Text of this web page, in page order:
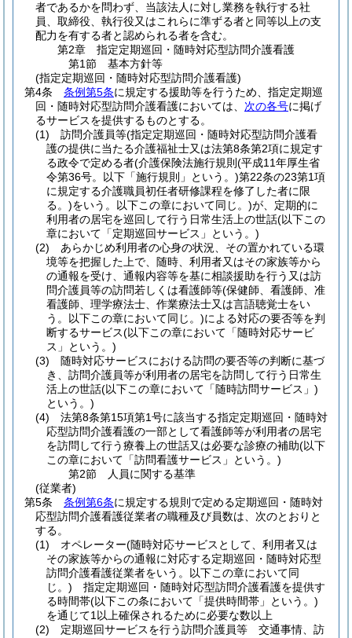
者であるかを問わず、当該法人に対し業務を執行する社
員、取締役、執行役又はこれらに準ずる者と同等以上の支
配力を有する者と認められる者を含む。
第2章
指定定期巡回・随時対応型訪問介護看護
第1節
基本方針等
(指定定期巡回・随時対応型訪問介護看護)
第4条
条例第5条に規定する援助等を行うため、指定定期巡
回・随時対応型訪問介護看護においては、 次の各号に掲げ
るサービスを提供するものとする。
(1)
訪問介護員等(指定定期巡回・随時対応型訪問介護看
護の提供に当たる介護福祉士又は法第8条第2項に規定す
る政令で定める者(介護保険法施行規則 (平成11年厚生省
令第36号。以下「施行規則」という。)第22条の23第1項
に規定する介護職員初任者研修課程を修了した者に限
る。)をいう。以下この章において同じ。)が、定期的に
利用者の居宅を巡回して行う日常生活上の世話(以下この
章において「定期巡回サービス」という。)
(2)
あらかじめ利用者の心身の状況、その置かれている環
境等を把握した上で、随時、利用者又はその家族等から
の通報を受け、通報内容等を基に相談援助を行う又は訪
問介護員等の訪問若しくは看護師等(保健師、看護師、准
看護師、理学療法士、作業療法士又は言語聴覚士をい
う。以下この章において同じ。)による対応の要否等を判
断するサービス(以下この章において「随時対応サービ
ス」という。)
(3)
随時対応サービスにおける訪問の要否等の判断に基づ
き、訪問介護員等が利用者の居宅を訪問して行う日常生
活上の世話(以下この章において「随時訪問サービス」)
という。)
(4)
法第8条第15項第1号に該当する指定定期巡回・随時対
応型訪問介護看護の一部として看護師等が利用者の居宅
を訪問して行う療養上の世話又は必要な診療の補助(以下
この章において「訪問看護サービス」という。)
第2節
人員に関する基準
(従業者)
第5条
条例第6条に規定する規則で定める定期巡回・随時対
応型訪問介護看護従業者の職種及び員数は、次のとおりと
する。
(1)
オペレーター(随時対応サービスとして、利用者又は
その家族等からの通報に対応する定期巡回・随時対応型
訪問介護看護従業者をいう。以下この章において同
じ。) 指定定期巡回・随時対応型訪問介護看護を提供す
る時間帯(以下この条において「提供時間帯」という。)
を通じて1以上確保されるために必要な数以上
(2)
定期巡回サービスを行う訪問介護員等 交通事情、訪